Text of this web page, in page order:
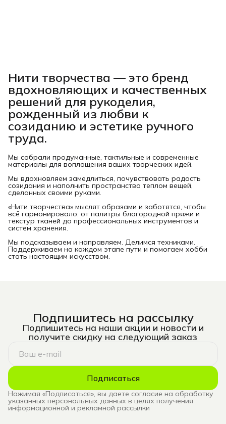
Нити творчества — это бренд
вдохновляющих и качественных
решений для рукоделия,
рожденный из любви к
созиданию и эстетике ручного
труда.
Мы собрали продуманные, тактильные и современные
материалы для воплощения ваших творческих идей.
Мы вдохновляем замедлиться, почувствовать радость
созидания и наполнить пространство теплом вещей,
сделанных своими руками.
«Нити творчества» мыслят образами и заботятся, чтобы
всё гармонировало: от палитры благородной пряжи и
текстур тканей до профессиональных инструментов и
систем хранения.
Мы подсказываем и направляем. Делимся техниками.
Поддерживаем на каждом этапе пути и помогаем хобби
стать настоящим искусством.
Подпишитесь на рассылку
Подпишитесь на наши акции и новости и
получите скидку на следующий заказ
Подписаться
Нажимая «Подписаться», вы даете согласие на обработку
указанных персональных данных в целях получения
информационной и рекламной рассылки